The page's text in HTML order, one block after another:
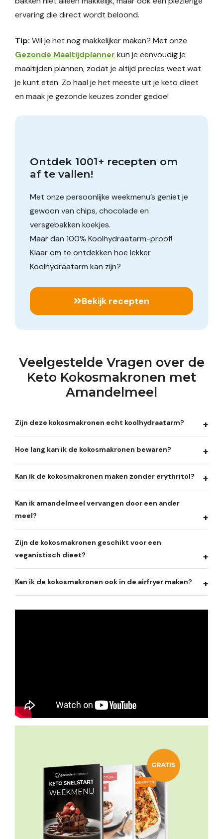
ervaring die direct wordt beloond.
Tip: Wil je het nog makkelijker maken? Met onze
Gezonde Maaltijdplanner kun je eenvoudig je
maaltijden plannen, zodat je altijd precies weet wat
je kunt eten. Zo haal je het meeste uit je keto dieet
en maak je gezonde keuzes zonder gedoe!
Ontdek 1001+ recepten om
af te vallen!
Met onze persoonlijke weekmenu’s geniet je
gewoon van chips, chocolade en
versgebakken koekjes.
Maar dan 100% Koolhydraatarm-proof!
Klaar om te ontdekken hoe lekker
Koolhydraatarm kan zijn?
Bekijk recepten
Veelgestelde Vragen over de
Keto Kokosmakronen met
Amandelmeel
Zijn deze kokosmakronen echt koolhydraatarm?
Hoe lang kan ik de kokosmakronen bewaren?
Kan ik de kokosmakronen maken zonder erythritol?
Kan ik amandelmeel vervangen door een ander
meel?
Zijn de kokosmakronen geschikt voor een
veganistisch dieet?
Kan ik de kokosmakronen ook in de airfryer maken?